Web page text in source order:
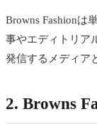
Browns Fashionは
事やエディトリア
発信するメディア
2. Browns